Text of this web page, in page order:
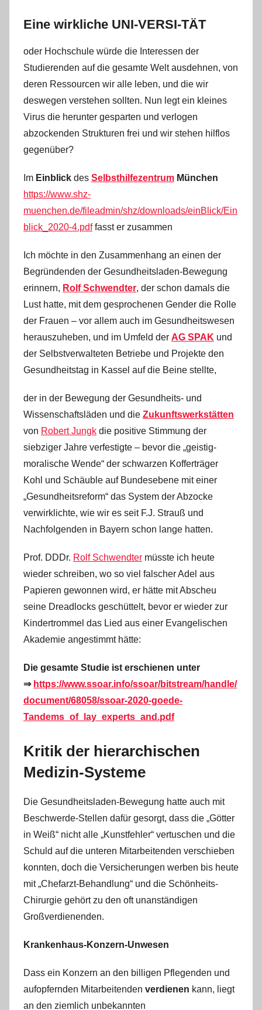
Eine wirkliche UNI-VERSI-TÄT
oder Hochschule würde die Interessen der
Studierenden auf die gesamte Welt ausdehnen, von
deren Ressourcen wir alle leben, und die wir
deswegen verstehen sollten. Nun legt ein kleines
Virus die herunter gesparten und verlogen
abzockenden Strukturen frei und wir stehen hilflos
gegenüber?
Im Einblick des Selbsthilfezentrum München
https://www.shz-
muenchen.de/fileadmin/shz/downloads/einBlick/Ein
blick_2020-4.pdffasst er zusammen
Ich möchte in den Zusammenhang an einen der
Begründenden der Gesundheitsladen-Bewegung
erinnern, Rolf Schwendter, der schon damals die
Lust hatte, mit dem gesprochenen Gender die Rolle
der Frauen – vor allem auch im Gesundheitswesen
herauszuheben, und im Umfeld der AG SPAK und
der Selbstverwalteten Betriebe und Projekte den
Gesundheitstag in Kassel auf die Beine stellte,
der in der Bewegung der Gesundheits- und
Wissenschaftsläden und die Zukunftswerkstätten
von Robert Jungk die positive Stimmung der
siebziger Jahre verfestigte – bevor die „geistig-
moralische Wende“ der schwarzen Kofferträger
Kohl und Schäuble auf Bundesebene mit einer
„Gesundheitsreform“ das System der Abzocke
verwirklichte, wie wir es seit F.J. Strauß und
Nachfolgenden in Bayern schon lange hatten.
Prof. DDDr. Rolf Schwendter müsste ich heute
wieder schreiben, wo so viel falscher Adel aus
Papieren gewonnen wird, er hätte mit Abscheu
seine Dreadlocks geschüttelt, bevor er wieder zur
Kindertrommel das Lied aus einer Evangelischen
Akademie angestimmt hätte:
Die gesamte Studie ist erschienen unter
⇒ https://www.ssoar.info/ssoar/bitstream/handle/
document/68058/ssoar-2020-goede-
Tandems_of_lay_experts_and.pdf
Kritik der hierarchischen
Medizin-Systeme
Die Gesundheitsladen-Bewegung hatte auch mit
Beschwerde-Stellen dafür gesorgt, dass die „Götter
in Weiß“ nicht alle „Kunstfehler“ vertuschen und die
Schuld auf die unteren Mitarbeitenden verschieben
konnten, doch die Versicherungen werben bis heute
mit „Chefarzt-Behandlung“ und die Schönheits-
Chirurgie gehört zu den oft unanständigen
Großverdienenden.
Krankenhaus-Konzern-Unwesen
Dass ein Konzern an den billigen Pflegenden und
aufopfernden Mitarbeitenden verdienen kann, liegt
an den ziemlich unbekannten